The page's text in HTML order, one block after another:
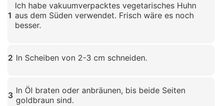
1
Ich habe vakuumverpacktes vegetarisches Huhn
aus dem Süden verwendet. Frisch wäre es noch
besser.
2 In Scheiben von 2-3 cm schneiden.
3 In Öl braten oder anbräunen, bis beide Seiten
goldbraun sind.